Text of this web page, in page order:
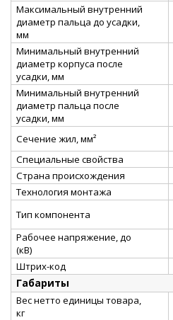
Максимальный внутренний
диаметр пальца до усадки,
мм
Минимальный внутренний
диаметр корпуса после
усадки, мм
Минимальный внутренний
диаметр пальца после
усадки, мм
Сечение жил, мм²
Специальные свойства
Страна происхождения
Технология монтажа
Тип компонента
Рабочее напряжение, до
(кВ)
Штрих-код
Габариты
Вес нетто единицы товара,
кг